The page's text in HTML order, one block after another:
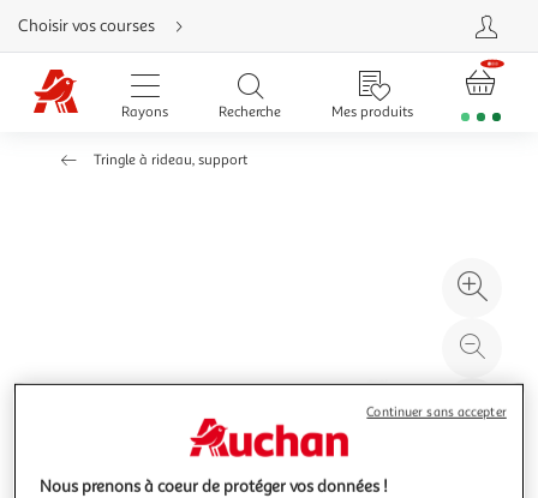
Aller
directement
au
contenu
Aller
directement
Aller
Choisir vos courses
Rayons Recherche Mes produits
Tringle à rideau, support
à
Nous prenons à coeur de protéger vos données !
Continuer sans accepter